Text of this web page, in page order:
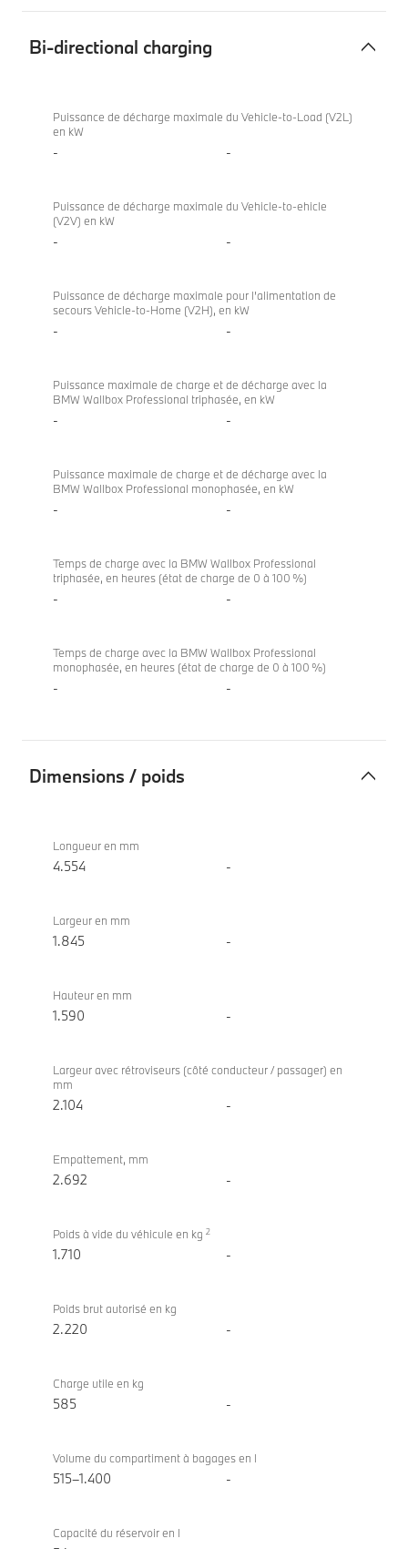
Bi-directional charging
directional
charging
sDrive20d
Puissance de décharge maximale du Vehicle-to-Load (V2L)
en kW
- -
Puissance de décharge maximale du Vehicle-to-ehicle
(V2V) en kW
- -
Puissance de décharge maximale pour l’alimentation de
secours Vehicle-to-Home (V2H), en kW
- -
Puissance maximale de charge et de décharge avec la
BMW Wallbox Professional triphasée, en kW
- -
Puissance maximale de charge et de décharge avec la
BMW Wallbox Professional monophasée, en kW
- -
Temps de charge avec la BMW Wallbox Professional
triphasée, en heures (état de charge de 0 à 100 %)
- -
Temps de charge avec la BMW Wallbox Professional
monophasée, en heures (état de charge de 0 à 100 %)
- -
Dimensions / poids
poids
sDrive20d
Longueur en mm
4.554 -
Largeur en mm
1.845 -
Hauteur en mm
1.590 -
Largeur avec rétroviseurs (côté conducteur / passager) en
mm
2.104 -
Empattement, mm
2.692 -
Poids à vide du véhicule en kg 2
1.710 -
Poids brut autorisé en kg
2.220 -
Charge utile en kg
585 -
Volume du compartiment à bagages en l
515–1.400 -
Capacité du réservoir en l